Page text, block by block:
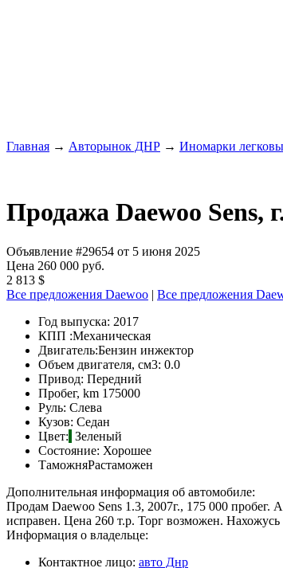
Главная → Авторынок ДНР → Иномарки
Продажа Daewoo Sens,
Объявление #29654 от 5 июня 2025
Цена 260 000 руб.
2 813 $
Все предложения Daewoo | Все предложения
Год выпуска: 2017
КПП :Механическая
Двигатель:Бензин инжектор
Объем двигателя, см3: 0.0
Привод: Передний
Пробег, km 175000
Руль: Слева
Кузов: Седан
Цвет: Зеленый
Состояние: Хорошее
ТаможняРастаможен
Дополнительная информация об автомобиле:
Продам Daewoo Sens 1.3, 2007г., 175 000 пробег.
исправен. Цена 260 т.р. Торг возможен.
Информация о владельце:
Контактное лицо: авто Днр